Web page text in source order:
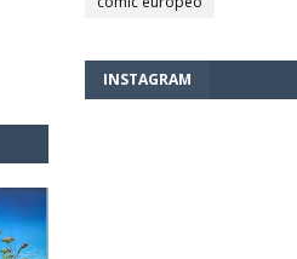
INSTAGRAM